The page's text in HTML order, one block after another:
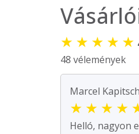
★ ★ ★ ★ ★
48 vélemények
Marcel
★ ★ ★ ★
Helló, nagyon